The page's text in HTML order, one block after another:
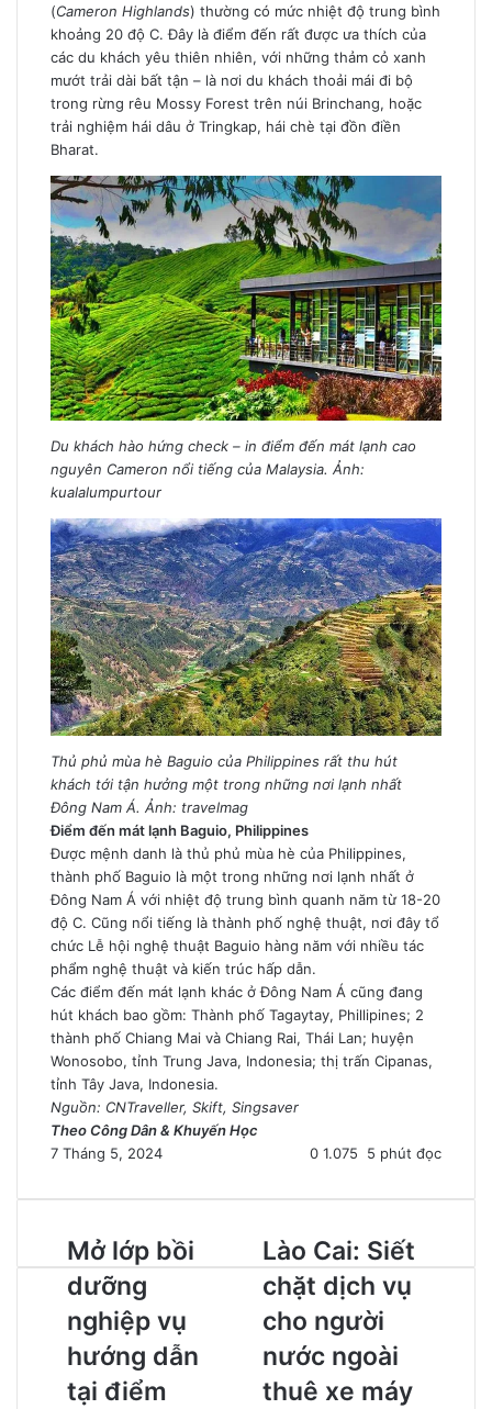
(Cameron Highlands) thường có mức nhiệt độ trung bình
khoảng 20 độ C. Đây là điểm đến rất được ưa thích của
các du khách yêu thiên nhiên, với những thảm cỏ xanh
mướt trải dài bất tận – là nơi du khách thoải mái đi bộ
trong rừng rêu Mossy Forest trên núi Brinchang, hoặc
trải nghiệm hái dâu ở Tringkap, hái chè tại đồn điền
Bharat.
Du khách hào hứng check – in điểm đến mát lạnh cao
nguyên Cameron nổi tiếng của Malaysia. Ảnh:
kualalumpurtour
Thủ phủ mùa hè Baguio của Philippines rất thu hút
khách tới tận hưởng một trong những nơi lạnh nhất
Đông Nam Á. Ảnh: travelmag
Điểm đến mát lạnh Baguio, Philippines
Được mệnh danh là thủ phủ mùa hè của Philippines,
thành phố Baguio là một trong những nơi lạnh nhất ở
Đông Nam Á với nhiệt độ trung bình quanh năm từ 18-20
độ C. Cũng nổi tiếng là thành phố nghệ thuật, nơi đây tổ
chức Lễ hội nghệ thuật Baguio hàng năm với nhiều tác
phẩm nghệ thuật và kiến trúc hấp dẫn.
Các điểm đến mát lạnh khác ở Đông Nam Á cũng đang
hút khách bao gồm: Thành phố Tagaytay, Phillipines; 2
thành phố Chiang Mai và Chiang Rai, Thái Lan; huyện
Wonosobo, tỉnh Trung Java, Indonesia; thị trấn Cipanas,
tỉnh Tây Java, Indonesia.
Nguồn: CNTraveller, Skift, Singsaver
Theo Công Dân & Khuyến Học
7 Tháng 5, 2024
0 1.075 5 phút đọc
Mở lớp bồi
dưỡng
nghiệp vụ
hướng dẫn
tại điểm
Lào Cai: Siết
chặt dịch vụ
cho người
nước ngoài
thuê xe máy